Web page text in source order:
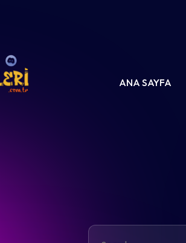
ANA SAYFA